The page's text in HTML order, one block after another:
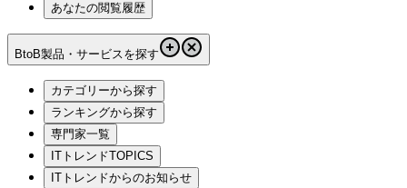
あなたの閲覧履歴
BtoB製品・サービスを探す
カテゴリーから探す
ランキングから探す
専門家一覧
ITトレンドTOPICS
ITトレンドからのお知らせ